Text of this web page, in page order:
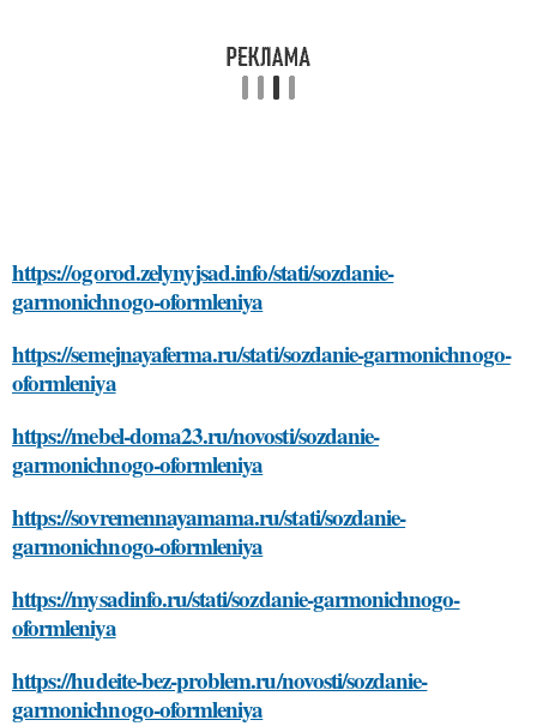
https://ogorod.zelynyjsad.info/stati/sozdanie-
garmonichnogo-oformleniya
https://semejnayaferma.ru/stati/sozdanie-garmonichnogo-
oformleniya
https://mebel-doma23.ru/novosti/sozdanie-
garmonichnogo-oformleniya
https://sovremennayamama.ru/stati/sozdanie-
garmonichnogo-oformleniya
https://mysadinfo.ru/stati/sozdanie-garmonichnogo-
oformleniya
https://hudeite-bez-problem.ru/novosti/sozdanie-
garmonichnogo-oformleniya